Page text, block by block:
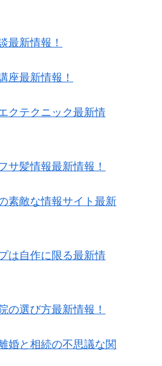
最新情報！
座最新情報！
クテクニック最新情
サ髪情報最新情報！
素敵な情報サイト最新
は自作に限る最新情
の選び方最新情報！
婚と相続の不思議な関